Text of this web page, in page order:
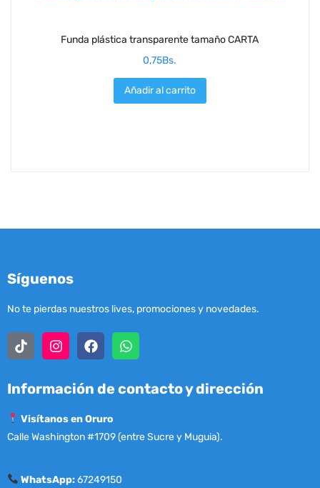
Funda plástica transparente tamaño CARTA
0,75Bs.
Añadir al carrito
Síguenos
No te pierdas nuestros lives, promociones y novedades.
Información de contacto y dirección
Visítanos en Oruro
Calle Washington #1709 (entre Sucre y Muguia).
WhatsApp:67249150